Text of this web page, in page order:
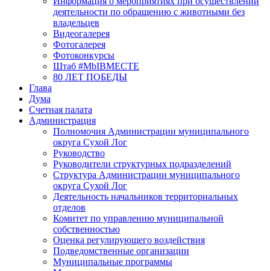
деятельности по обращению с животными без
владельцев
Видеогалерея
Фотогалерея
Фотоконкурсы
Штаб #MbIBMECTE
80 ЛЕТ ПОБЕДЫ
Глава
Дума
Счетная палата
Администрация
Полномочия Администрации муниципального
округа Сухой Лог
Руководство
Руководители структурных подразделений
Структура Администрации муниципального
округа Сухой Лог
Деятельность начальников территориальных
отделов
Комитет по управлению муниципальной
собственностью
Оценка регулирующего воздействия
Подведомственные организации
Муниципальные программы